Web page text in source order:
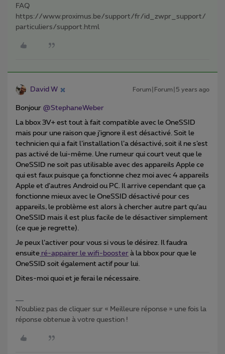
FAQ
https://www.proximus.be/support/fr/id_zwpr_support/
particuliers/support.html
David W Forum|Forum|5 years ago
Bonjour @StephaneWeber
La bbox 3V+ est tout à fait compatible avec le OneSSID
mais pour une raison que j’ignore il est désactivé. Soit le
technicien qui a fait l’installation l’a désactivé, soit il ne s’est
pas activé de lui-même. Une rumeur qui court veut que le
OneSSID ne soit pas utilisable avec des appareils Apple ce
qui est faux puisque ça fonctionne chez moi avec 4 appareils
Apple et d’autres Android ou PC. Il arrive cependant que ça
fonctionne mieux avec le OneSSID désactivé pour ces
appareils, le problème est alors à chercher autre part qu’au
OneSSID mais il est plus facile de le désactiver simplement
(ce que je regrette).
Je peux l’activer pour vous si vous le désirez. Il faudra
ensuite ré-appairer le wifi-booster à la bbox pour que le
OneSSID soit également actif pour lui.
Dites-moi quoi et je ferai le nécessaire.
N’oubliez pas de cliquer sur « Meilleure réponse » une fois la
réponse obtenue à votre question !